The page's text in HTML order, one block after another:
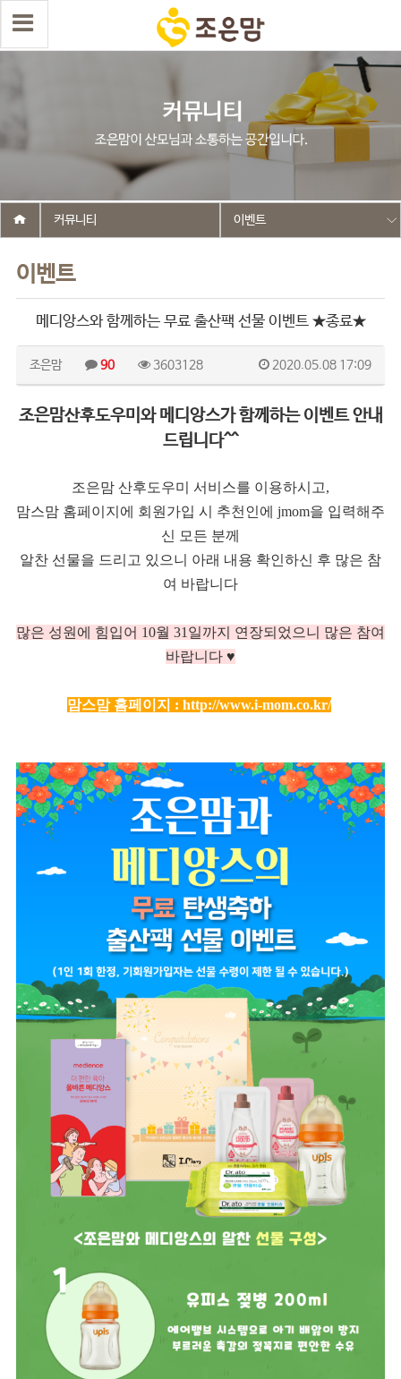
이벤트
커뮤니티 이벤트
메디앙스와 함께하는 무료 출산팩 선물 이벤트 ★종료★
조은맘 90 3603128 2020.05.08 17:09
조은맘산후도우미와 메디앙스가 함께하는 이벤트 안내
드립니다^^
조은맘 산후도우미 서비스를 이용하시고,
맘스맘 홈페이지에 회원가입 시 추천인에 jmom을 입력해주
신 모든 분께
알찬 선물을 드리고 있으니 아래 내용 확인하신 후 많은 참
여 바랍니다
많은 성원에 힘입어 10월 31일까지 연장되었으니 많은 참여
바랍니다 ♥
맘스맘 홈페이지 : http://www.i-mom.co.kr/